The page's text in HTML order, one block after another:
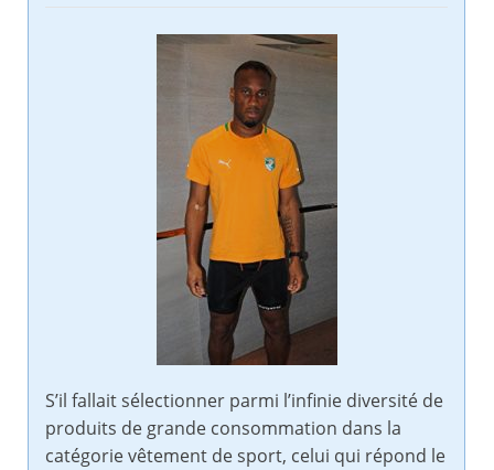
S’il fallait sélectionner parmi l’infinie diversité de
produits de grande consommation dans la
catégorie vêtement de sport, celui qui répond le